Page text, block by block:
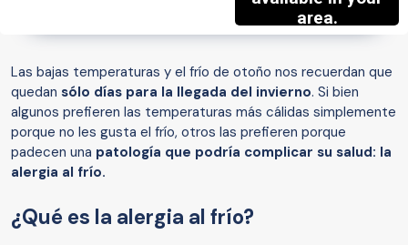
Las bajas temperaturas y el frío de otoño nos recuerdan que
quedan sólo días para la llegada del invierno. Si bien
algunos prefieren las temperaturas más cálidas simplemente
porque no les gusta el frío, otros las prefieren porque
padecen una patología que podría complicar su salud: la
alergia al frío.
¿Qué es la alergia al frío?